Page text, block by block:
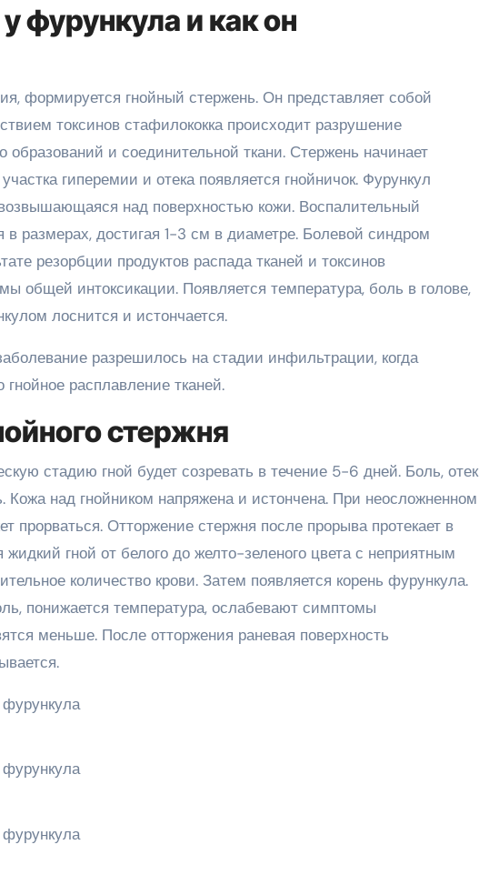
фурункула и как он
формируется гнойный стержень. Он представляет собой
токсинов стафилококка происходит разрушение
и соединительной ткани. Стержень начинает
гиперемии и отека появляется гнойничок. Фурункул
над поверхностью кожи. Воспалительный
в размерах, достигая 1-3 см в диаметре. Болевой синдром
резорбции продуктов распада тканей и токсинов
общей интоксикации. Появляется температура, боль в голове,
лоснится и истончается.
разрешилось на стадии инфильтрации, когда
расплавление тканей.
стержня
стадию гной будет созревать в течение 5-6 дней. Боль, отек
Кожа над гнойником напряжена и истончена. При неосложненном
прорваться. Отторжение стержня после прорыва протекает в
гной от белого до желто-зеленого цвета с неприятным
количество крови. Затем появляется корень фурункула.
понижается температура, ослабевают симптомы
меньше. После отторжения раневая поверхность